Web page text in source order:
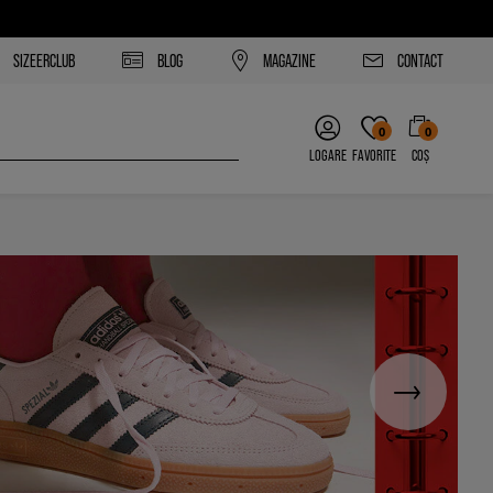
SIZEERCLUB BLOG MAGAZINE CONTACT
LOGARE
0
FAVORITE
0
COȘ